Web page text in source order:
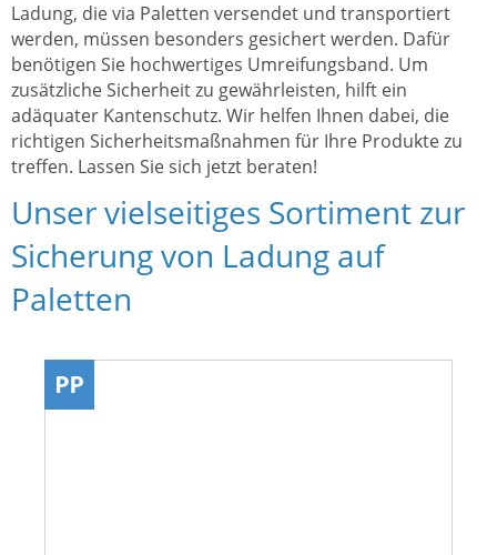
Ladung, die via Paletten versendet und transportiert
werden, müssen besonders gesichert werden. Dafür
benötigen Sie hochwertiges Umreifungsband. Um
zusätzliche Sicherheit zu gewährleisten, hilft ein
adäquater Kantenschutz. Wir helfen Ihnen dabei, die
richtigen Sicherheitsmaßnahmen für Ihre Produkte zu
treffen. Lassen Sie sich jetzt beraten!
Unser vielseitiges Sortiment zur
Sicherung von Ladung auf
Paletten